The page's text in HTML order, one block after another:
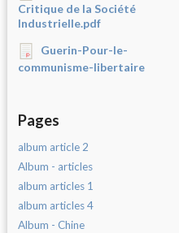
Critique de la Société
Industrielle.pdf
Guerin-Pour-le-
communisme-libertaire
Pages
album article 2
Album - articles
album articles 1
album articles 4
Album - Chine